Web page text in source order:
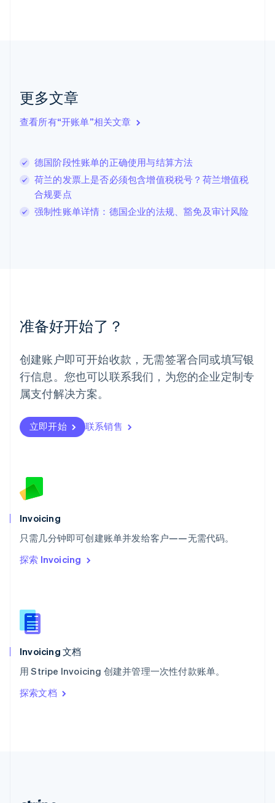
更多文章
查看所有“开账单”相关文章
德国阶段性账单的正确使用与结算方法
荷兰的发票上是否必须包含增值税税号？荷兰增值税
合规要点
强制性账单详情：德国企业的法规、豁免及审计风险
准备好开始了？
创建账户即可开始收款，无需签署合同或填写银
行信息。您也可以联系我们，为您的企业定制专
属支付解决方案。
立即开始 联系销售
Invoicing
只需几分钟即可创建账单并发给客户——无需代码。
探索 Invoicing
Invoicing 文档
用 Stripe Invoicing 创建并管理一次性付款账单。
探索文档
English
English
卢森堡
罗马尼亚
English
马尔他
English
葡萄牙
日本
日本語 English
瑞典
SvenskaEnglish
Deutsch FrançaisItaliano English
塞浦路斯
English
ไทยEnglish
希腊
English
西班牙
新西兰
English
匈牙利
English
ItalianoEnglish
印度
English